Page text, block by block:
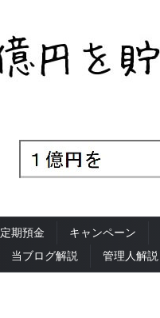
定期預金 キャンペーン
当ブログ解説 管理人解説